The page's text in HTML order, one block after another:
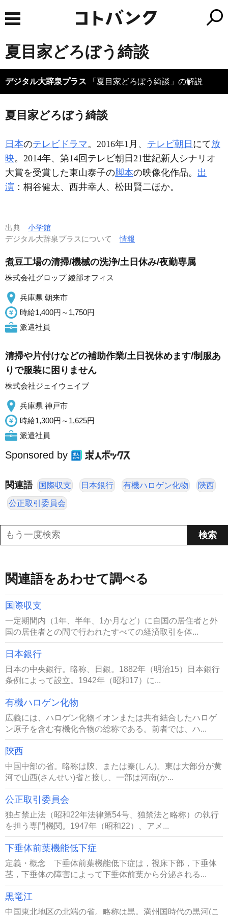
夏目家どろぼう綺談
デジタル大辞泉プラス 「夏目家どろぼう綺談」の解説
夏目家どろぼう綺談
日本のテレビドラマ。2016年1月、 テレビ朝日 にて放
映。2014年、第14回テレビ朝日21世紀新人シナリオ
大賞を受賞した東山泰子の脚本の映像化作品。 出
演 ：桐谷健太、西井幸人、松田賢二ほか。
出典 小学館
デジタル大辞泉プラスについて情報
煮豆工場の清掃/機械の洗浄/土日休み/夜勤専属
株式会社グロップ 綾部オフィス
兵庫県 朝来市
時給1,400円～1,750円
派遣社員
清掃や片付けなどの補助作業/土日祝休めます/制服あ
りで服装に困りません
株式会社ジェイウェイブ
兵庫県 神戸市
時給1,300円～1,625円
派遣社員
Sponsored by
関連語 国際収支 日本銀行 有機ハロゲン化物 陝西
公正取引委員会
関連語をあわせて調べる
国際収支
一定期間内（1年、半年、1か月など）に自国の居住者と外
国の居住者との間で行われたすべての経済取引を体...
日本銀行
日本の中央銀行。略称、日銀。1882年（明治15）日本銀行
条例によって設立。1942年（昭和17）に...
有機ハロゲン化物
広義には、ハロゲン化物イオンまたは共有結合したハロゲ
ン原子を含む有機化合物の総称である。前者では、ハ...
陝西
中国中部の省。略称は陝、または秦(しん)。東は大部分が黄
河で山西(さんせい)省と接し、一部は河南(か...
公正取引委員会
独占禁止法（昭和22年法律第54号、独禁法と略称）の執行
を担う専門機関。1947年（昭和22）、アメ...
下垂体前葉機能低下症
定義・概念 下垂体前葉機能低下症は，視床下部，下垂体
茎，下垂体の障害によって下垂体前葉から分泌される...
黒竜江
中国東北地区の北端の省。略称は黒。満州国時代の黒河(こ